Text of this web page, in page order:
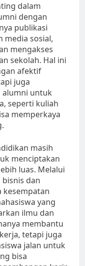
dalam
dengan
publikasi
media sosial,
mengakses
sekolah. Hal ini
afektif
juga
untuk
seperti kuliah
memperkaya
masih
menciptakan
luas. Melalui
dan
kesempatan
yang
ilmu dan
membantu
tetapi juga
jalan untuk
bisa